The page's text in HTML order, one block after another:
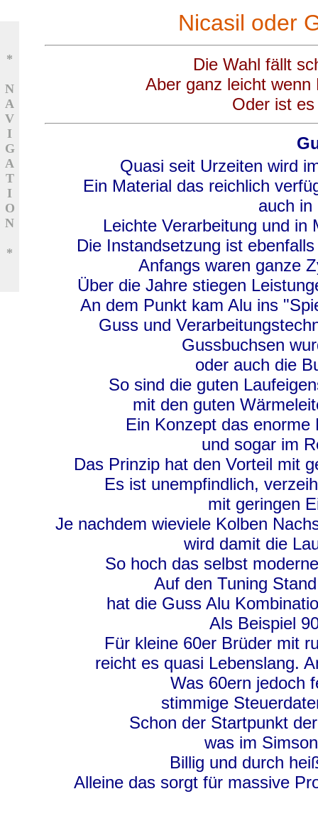
*
N
A
V
I
G
A
T
I
O
N
*
Nicasil oder
Die Wahl fällt
Aber ganz leicht
Oder ist
Quasi seit Urzeiten wird
Ein Material das reichlich
auch in
Leichte Verarbeitung und in
Die Instandsetzung ist
Anfangs waren ganze
Über die Jahre stiegen
An dem Punkt kam Alu ins
Guss und
Gussbuchsen
oder auch die
So sind die guten
mit den guten
Ein Konzept das
und sogar im
Das Prinzip hat den Vorteil mit
Es ist unempfindlich,
mit geringen
Je nachdem wieviele Kolben
wird damit die
So hoch das selbst
Auf den Tuning
hat die Guss Alu
Als Beispiel
Für kleine 60er Brüder mit
reicht es quasi Lebenslang.
Was 60ern jedoch
stimmige
Schon der Startpunkt
was im
Billig und durch
Alleine das sorgt für massive